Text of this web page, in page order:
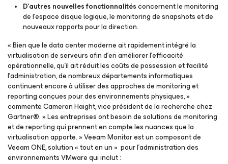
D’autres nouvelles fonctionnalitésconcernent le monitoring
de l’espace disque logique, le monitoring de snapshots et de
nouveaux rapports pour la direction.
« Bien que le data center moderne ait rapidement intégré la
virtualisation de serveurs afin d’en améliorer l’efficacité
opérationnelle, qu’il ait réduit les coûts de possession et facilité
l’administration, de nombreux départements informatiques
continuent encore à utiliser des approches de monitoring et
reporting conçues pour des environnements physiques, »
commente Cameron Haight, vice président de la recherche chez
Gartner®. » Les entreprises ont besoin de solutions de monitoring
et de reporting qui prennent en compte les nuances que la
virtualisation apporte. » Veeam Monitor est un composant de
Veeam ONE, solution « tout en un » pour l’administration des
environnements VMware qui inclut :